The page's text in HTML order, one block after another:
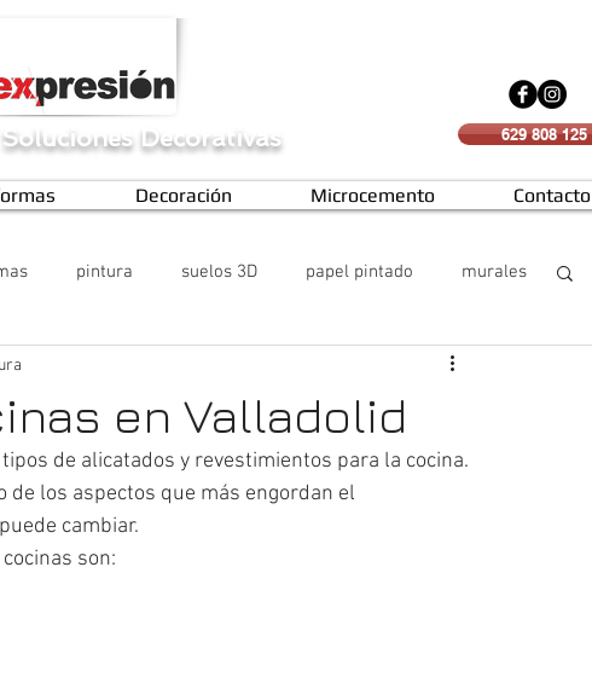
Soluciones Decorativas 629 808 125
Decoración Microcemento Contacto
pintura suelos 3D papel pintado murales
en Valladolid
de alicatados y revestimientos para la cocina.
de los aspectos que más engordan el
cambiar.
son: